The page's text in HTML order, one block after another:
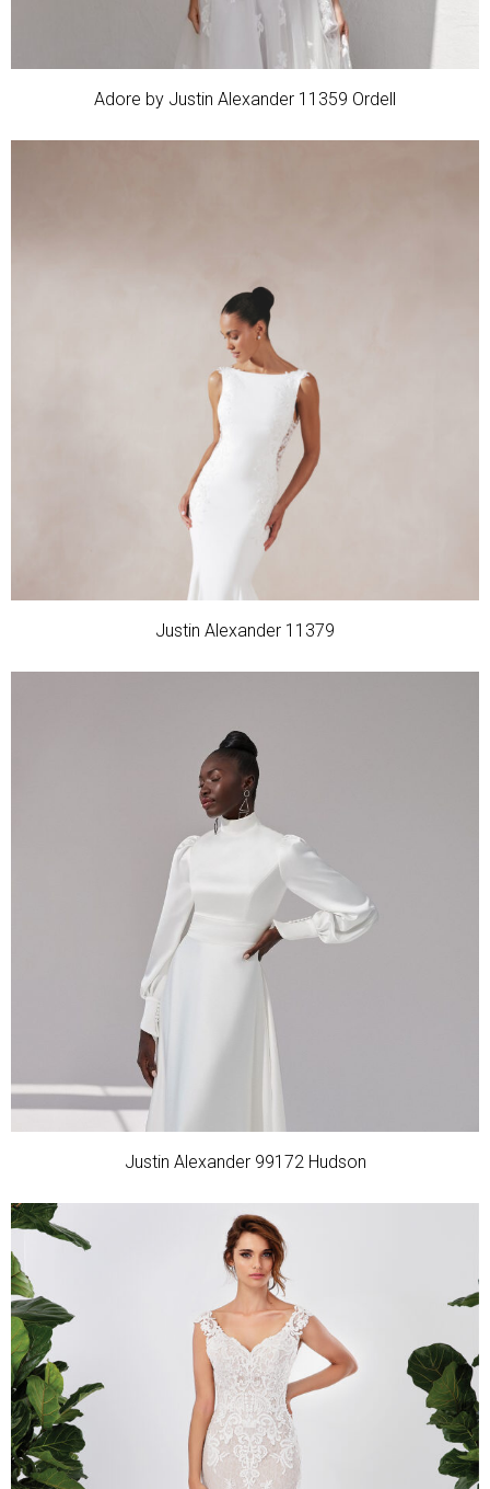
Adore by Justin Alexander 11359 Ordell
Justin Alexander 11379
Justin Alexander 99172 Hudson